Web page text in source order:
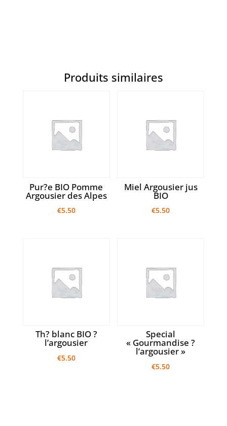
Produits similaires
Pur?e BIO Pomme
Argousier des Alpes
€5.50
Miel Argousier jus
BIO
€5.50
Th? blanc BIO ?
l’argousier
€5.50
Special
« Gourmandise ?
l’argousier »
€5.50